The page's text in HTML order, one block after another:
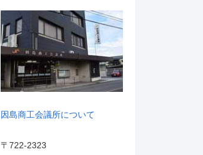
因島商工会議所について
〒722-2323